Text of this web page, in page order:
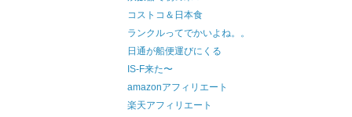
コストコ＆日本食
ランクルってでかいよね。。
日通が船便運びにくる
IS-F来た〜
amazonアフィリエート
楽天アフィリエート